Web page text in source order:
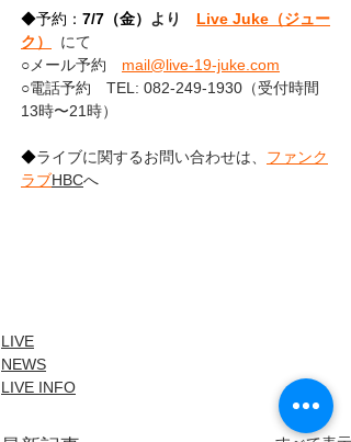
◆予約： 7/7（金） より Live Juke（ジュー
ク）
  にて
○メール予約 mail@live-19-juke.com
○電話予約　TEL: 082-249-1930（受付時間
13時〜21時）
◆ライブに関するお問い合わせは、 ファンク
ラブHBCへ
LIVE
NEWS
LIVE INFO